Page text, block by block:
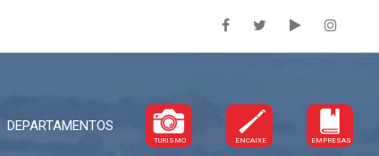
DEPARTAMENTOS
TURISMO ENCAIXE EMPRESAS